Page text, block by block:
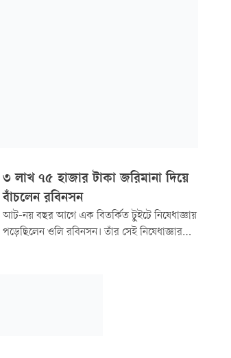
৩ লাখ ৭৫ হাজার টাকা জরিমানা দিয়ে
বাঁচলেন রবিনসন
আট-নয় বছর আগে এক বিতর্কিত টুইটে নিষেধাজ্ঞায়
পড়েছিলেন ওলি রবিনসন। তাঁর সেই নিষেধাজ্ঞার